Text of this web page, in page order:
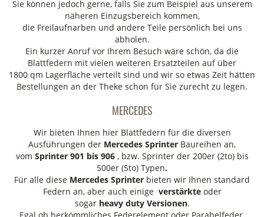
Sie können jedoch gerne, falls Sie zum Beispiel aus unserem
näheren Einzugsbereich kommen,
die Freilaufnarben und andere Teile persönlich bei uns
abholen.
Ein kurzer Anruf vor Ihrem Besuch wäre schön, da die
Blattfedern mit vielen weiteren Ersatzteilen auf über
1800 qm Lagerfläche verteilt sind und wir so etwas Zeit hätten
Bestellungen an der Theke schon für Sie zurecht zu legen.
MERCEDES
Wir bieten Ihnen hier Blattfedern für die diversen
Ausführungen der Mercedes Sprinter Baureihen an,
vom Sprinter 901 bis 906, bzw. Sprinter der 200er (2to) bis
500er (5to) Typen.
Für alle diese Mercedes Sprinter bieten wir Ihnen standard
Federn an, aber auch einige verstärkteoder
sogarheavy duty Versionen.